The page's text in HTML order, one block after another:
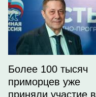
Более 100 тысяч
приморцев уже
приняли участие в